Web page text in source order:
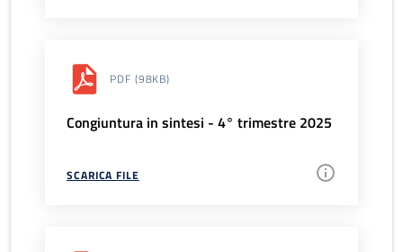
PDF (98KB)
Congiuntura in sintesi - 4° trimestre 2025
SCARICA FILE